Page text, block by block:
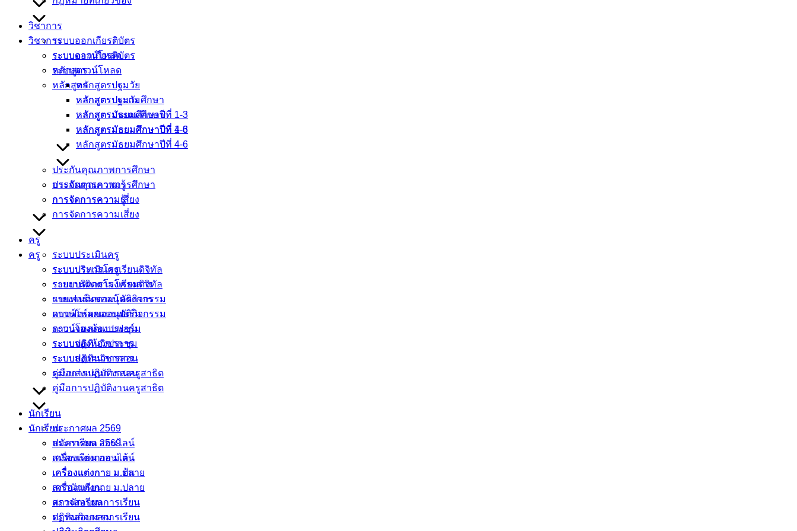
วิชาการ
ระบบออกเกียรติบัตร
ระบบดาวน์โหลด
หลักสูตร
หลักสูตรปฐมวัย
หลักสูตรประถมศึกษา
หลักสูตรมัธยมศึกษาปีที่ 1-3
หลักสูตรมัธยมศึกษาปีที่ 4-6
ประกันคุณภาพการศึกษา
การจัดการความรู้
การจัดการความเสี่ยง
ครู
ระบบประเมินครู
ระบบบริหารโรงเรียนดิจิทัล
รายงานติดตามโครงการ
เเบบฟอร์มขออนุมัติกิจกรรม
ดาวน์โหลดแบบฟอร์ม
ระบบจองห้องประชุม
ระบบปฏิทินวิชาการ
ระบบส่งแผนการสอน
คู่มือการปฏิบัติงานครูสาธิต
นักเรียน
ประกาศผล 2569
สมัครเรียน ออนไลน์
เครื่องแต่งกาย ม.ต้น
เครื่องแต่งกาย ม.ปลาย
สภานักเรียน
ตรวจสอบผลการเรียน
วิชาการ
ระบบออกเกียรติบัตร
ระบบดาวน์โหลด
หลักสูตร
หลักสูตรปฐมวัย
หลักสูตรประถมศึกษา
หลักสูตรมัธยมศึกษาปีที่ 1-3
หลักสูตรมัธยมศึกษาปีที่ 4-6
ประกันคุณภาพการศึกษา
การจัดการความรู้
การจัดการความเสี่ยง
ครู
ระบบประเมินครู
ระบบบริหารโรงเรียนดิจิทัล
รายงานติดตามโครงการ
เเบบฟอร์มขออนุมัติกิจกรรม
ดาวน์โหลดแบบฟอร์ม
ระบบจองห้องประชุม
ระบบปฏิทินวิชาการ
ระบบส่งแผนการสอน
คู่มือการปฏิบัติงานครูสาธิต
นักเรียน
ประกาศผล 2569
สมัครเรียน ออนไลน์
เครื่องแต่งกาย ม.ต้น
เครื่องแต่งกาย ม.ปลาย
สภานักเรียน
ตรวจสอบผลการเรียน
ปฏิทินกิจกรรม